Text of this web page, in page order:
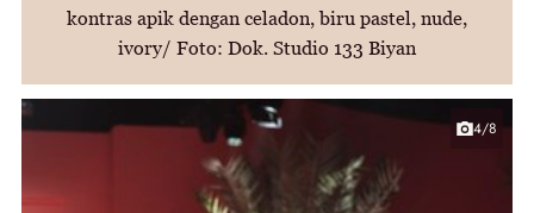
kontras apik dengan celadon, biru pastel, nude,
ivory/ Foto: Dok. Studio 133 Biyan
4/8